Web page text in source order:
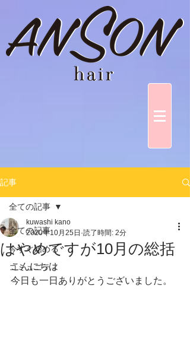
記事
全ての記事
今すぐ始める
コミュニティ
全ての記事
はやめですが10月の総括
kuwashi kano
2020年10月25日 読了時間: 2分
こんにちは
今日も一日ありがとうございました。